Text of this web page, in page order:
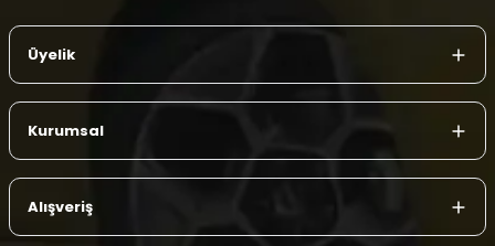
Üyelik
Kurumsal
Alışveriş